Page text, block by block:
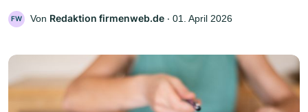
FW Von Redaktion firmenweb.de ‧ 01. April 2026